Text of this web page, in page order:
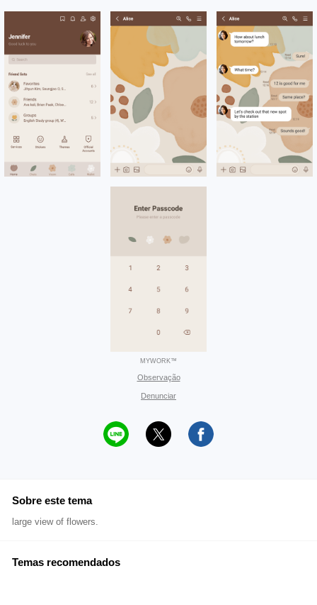
MYWORK™
Observação
Denunciar
Sobre este tema
large view of flowers.
Temas recomendados